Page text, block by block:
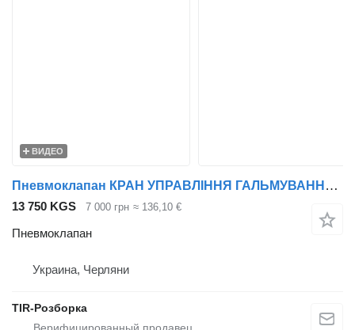
ВИДЕО
Пневмоклапан КРАН УПРАВЛІННЯ ГАЛЬМУВАННЯ ПРИЧЕПА EBS MB ATEGO/ACTROS MP4 EURO для тягача Mercedes-Benz Actros, Atego
13 750 KGS 7 000 грн ≈ 136,10 €
Пневмоклапан
Украина, Черляни
TIR-Розборка